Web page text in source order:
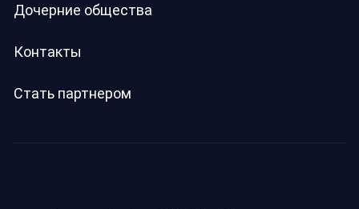
Дочерние общества
Контакты
Стать партнером